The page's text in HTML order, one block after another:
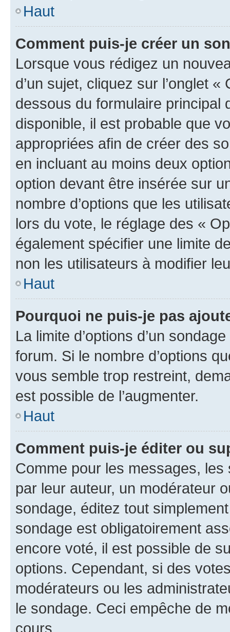
Haut
Comment puis-je créer un
Lorsque vous rédigez un
d’un sujet, cliquez sur l’onglet
dessous du formulaire principal
disponible, il est probable que
appropriées afin de créer des
en incluant au moins deux
option devant être insérée sur
nombre d’options que les
lors du vote, le réglage des «
également spécifier une limite
non les utilisateurs à modifier
Haut
Pourquoi ne puis-je pas
La limite d’options d’un
forum. Si le nombre d’options
vous semble trop restreint,
est possible de l’augmenter.
Haut
Comment puis-je éditer ou
Comme pour les messages,
par leur auteur, un modérateur
sondage, éditez tout
sondage est obligatoirement
encore voté, il est possible de
options. Cependant, si des
modérateurs ou les
le sondage. Ceci empêche de
cours.